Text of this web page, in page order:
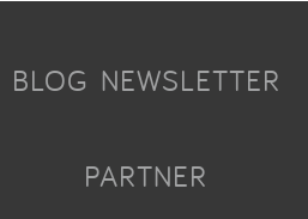
BLOG NEWSLETTER
PARTNER